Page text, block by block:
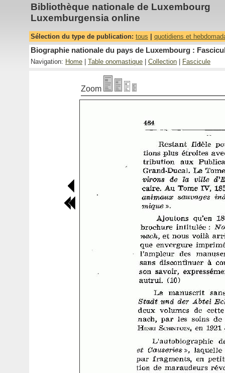
Bibliothèque nationale de Luxembourg
Luxemburgensia online
Sélection du type de publication: tous quotidiens et
Biographie nationale du pays de Luxembourg :
Navigation: Home Table onomastique Collection Fascicule
Zoom